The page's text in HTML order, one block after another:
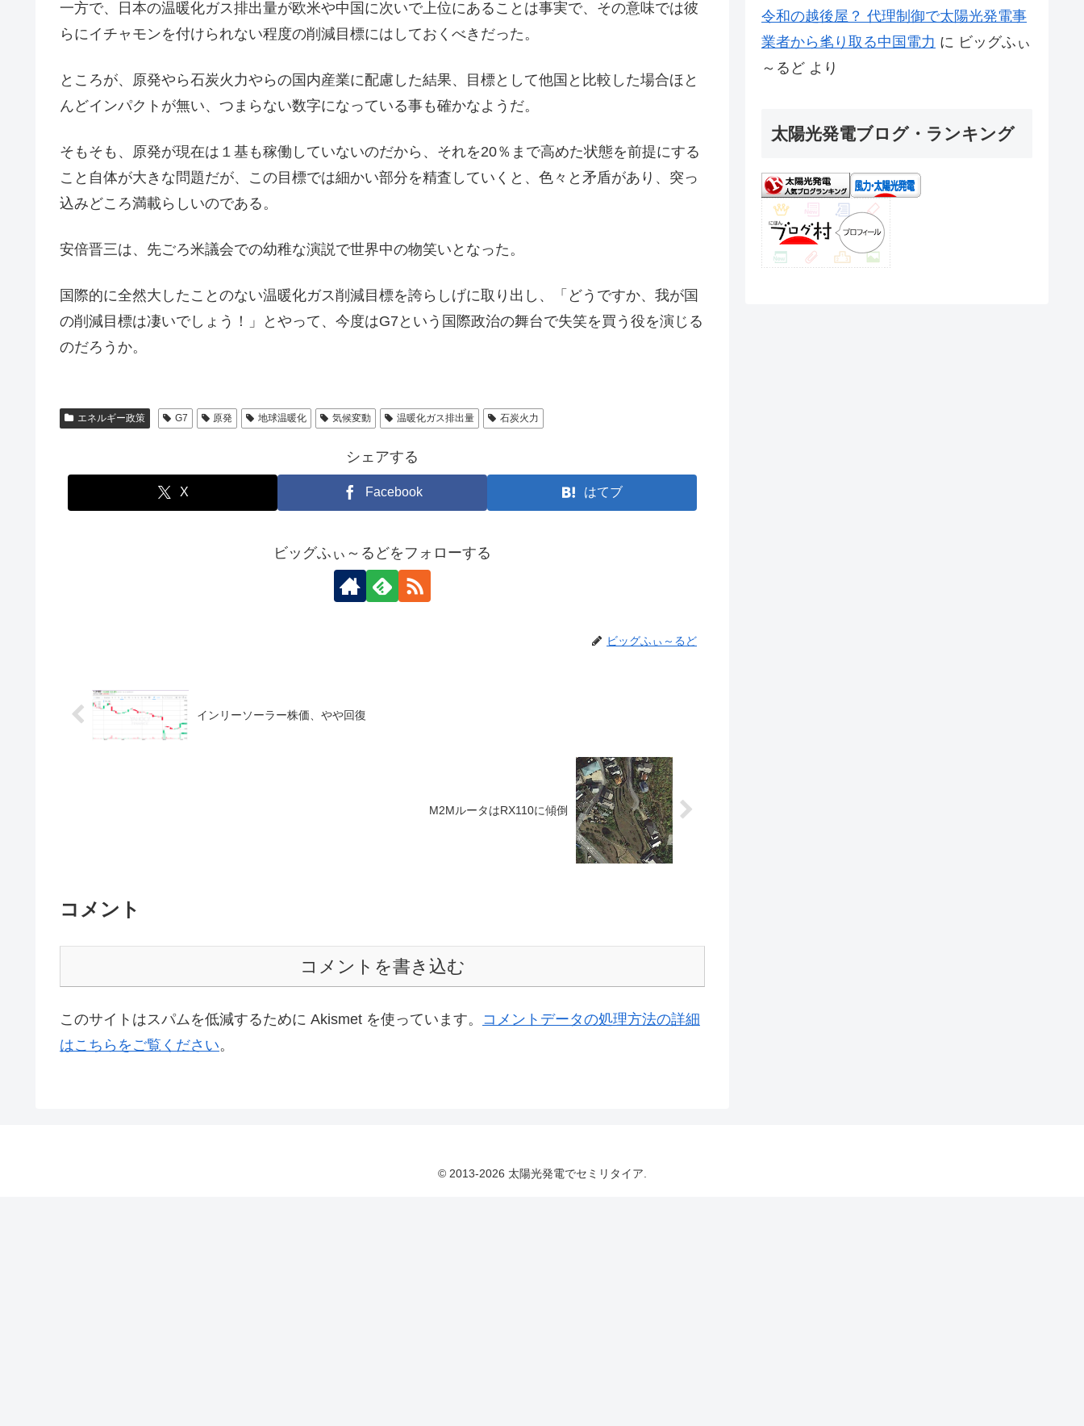
一方で、日本の温暖化ガス排出量が欧米や中国に次いで上位にあることは事実で、その意味では彼
らにイチャモンを付けられない程度の削減目標にはしておくべきだった。
ところが、原発やら石炭火力やらの国内産業に配慮した結果、目標として他国と比較した場合ほと
んどインパクトが無い、つまらない数字になっている事も確かなようだ。
そもそも、原発が現在は１基も稼働していないのだから、それを20％まで高めた状態を前提にする
こと自体が大きな問題だが、この目標では細かい部分を精査していくと、色々と矛盾があり、突っ
込みどころ満載らしいのである。
安倍晋三は、先ごろ米議会での幼稚な演説で世界中の物笑いとなった。
国際的に全然大したことのない温暖化ガス削減目標を誇らしげに取り出し、「どうですか、我が国
の削減目標は凄いでしょう！」とやって、今度はG7という国際政治の舞台で失笑を買う役を演じる
のだろうか。
エネルギー政策 G7 原発 地球温暖化 気候変動 温暖化ガス排出量 石炭火力
シェアする
X Facebook はてブ
ビッグふぃ～るどをフォローする
ビッグふぃ～るど
インリーソーラー株価、やや回復
M2MルータはRX110に傾倒
コメント
コメントを書き込む
このサイトはスパムを低減するために Akismet を使っています。 コメントデータの処理方法の詳細
はこちらをご覧ください。
令和の越後屋？ 代理制御で太陽光発電事
業者から毟り取る中国電力 に ビッグふぃ
～るど より
太陽光発電ブログ・ランキング
© 2013-2026 太陽光発電でセミリタイア.